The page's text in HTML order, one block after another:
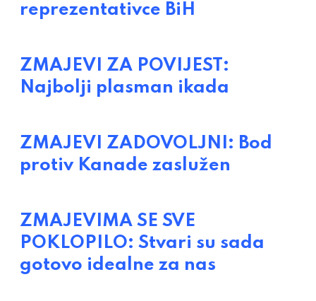
reprezentativce BiH
ZMAJEVI ZA POVIJEST:
Najbolji plasman ikada
ZMAJEVI ZADOVOLJNI: Bod
protiv Kanade zaslužen
ZMAJEVIMA SE SVE
POKLOPILO: Stvari su sada
gotovo idealne za nas